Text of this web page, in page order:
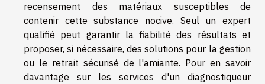
recensement des matériaux susceptibles de
contenir cette substance nocive. Seul un expert
qualifié peut garantir la fiabilité des résultats et
proposer, si nécessaire, des solutions pour la gestion
ou le retrait sécurisé de l'amiante. Pour en savoir
davantage sur les services d'un diagnostiqueur